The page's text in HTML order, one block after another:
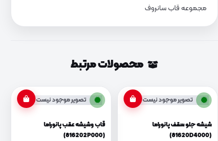
مجموعه قاب سانروف
محصولات مرتبط
تصویر موجود نیست
شیشه جلو سقف پانوراما
(81620D4000)
تصویر موجود نیست
قاب وشیشه عقب پانوراما
(816202P000)